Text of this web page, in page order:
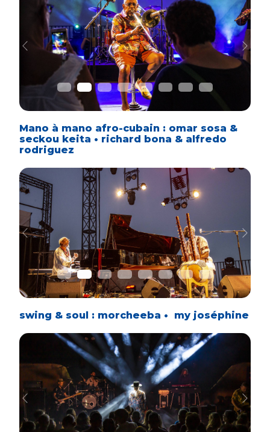
Previous Next
Mano à mano afro-cubain : omar sosa &
seckou keita • richard bona & alfredo
rodriguez
Previous Next
swing & soul : morcheeba • my joséphine
Previous Next